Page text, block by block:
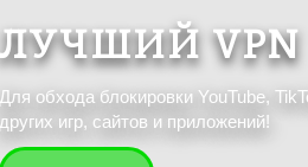
ЛУЧШИЙ VPN
Для обхода блокировки YouTube,
других игр, сайтов и приложений!